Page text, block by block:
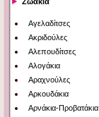
Ζωάκια
Αγελαδίτσες
Ακριδούλες
Αλεπουδίτσες
Αλογάκια
Αραχνούλες
Αρκουδάκια
Αρνάκια-Προβατάκια